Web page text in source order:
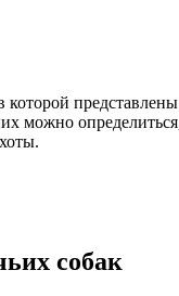
которой
можно
собак